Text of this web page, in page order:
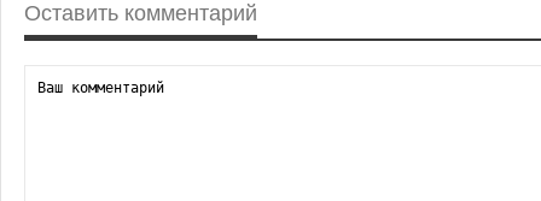
часы?
Оставить комментарий